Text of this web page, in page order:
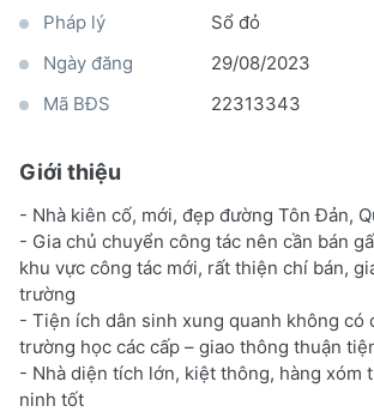
Pháp lý
Sổ đỏ
Ngày đăng
29/08/2023
Mã BĐS
22313343
Giới thiệu
- Nhà kiên cố, mới, đẹp đường Tôn Đản,
- Gia chủ chuyển công tác nên cần bán
khu vực công tác mới, rất thiện chí bán,
trường
- Tiện ích dân sinh xung quanh không có
trường học các cấp – giao thông thuận
- Nhà diện tích lớn, kiệt thông, hàng xóm
ninh tốt